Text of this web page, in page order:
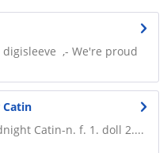
digisleeve ,- We're proud
Catin
Catin-n. f. 1. doll 2....